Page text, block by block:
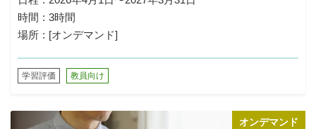
時間
3時間
場所
[オンデマンド]
学習評価 教員向け
オンデマンド